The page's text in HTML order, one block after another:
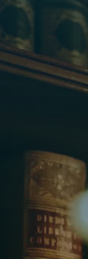
Admitere
Contact